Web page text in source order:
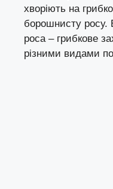
хворіють на
борошнисту росу.
роса – грибкове
різними видами